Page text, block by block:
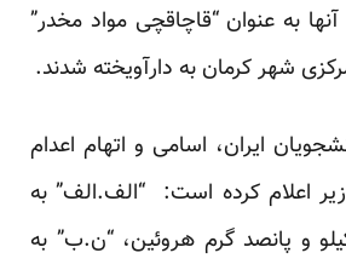
که از آنها به عنوان “قاچاقچی مواد مخدر”
شهر کرمان به دارآویخته شدند.
ایران، اسامی و اتهام اعدام
اعلام کرده است: “الف.الف” به
و پانصد گرم هروئین، “ن.ب” به